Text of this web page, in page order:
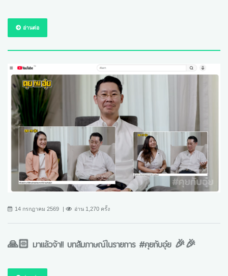
อ่านต่อ
14 กรกฎาคม 2569 อ่าน 1,270 ครั้ง
🙏🏻 มาแล้วจ้า!! บทสัมภาษณ์ในรายการ #คุยกับอุ๋ย 🎉🎉